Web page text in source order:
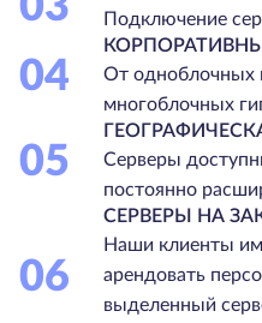
Подключение
04
От одноблочных
многоблочных
05
Серверы
постоянно
06
СЕРВЕРЫ НА
Наши клиенты
арендовать
выделенный